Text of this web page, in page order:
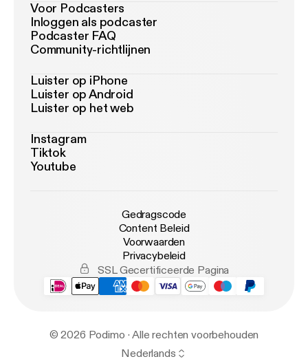
Voor Podcasters
Inloggen als podcaster
Podcaster FAQ
Community-richtlijnen
Luister op iPhone
Luister op Android
Luister op het web
Instagram
Tiktok
Youtube
Gedragscode
Content Beleid
Voorwaarden
Privacybeleid
SSL Gecertificeerde Pagina
© 2026 Podimo · Alle rechten voorbehouden
Nederlands